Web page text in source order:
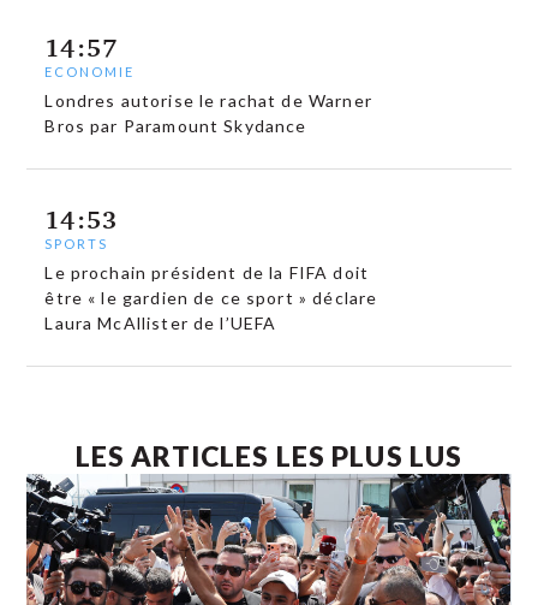
14:57
ECONOMIE
Londres autorise le rachat de Warner
Bros par Paramount Skydance
14:53
SPORTS
Le prochain président de la FIFA doit
être « le gardien de ce sport » déclare
Laura McAllister de l’UEFA
LES ARTICLES LES PLUS LUS